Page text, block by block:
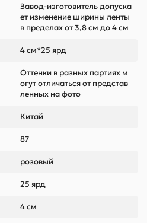
Завод-изготовитель допуска
ет изменение ширины ленты
в пределах от 3,8 см до 4 см
4 см*25 ярд
Оттенки в разных партиях м
огут отличаться от представ
ленных на фото
Китай
87
розовый
25 ярд
4 см